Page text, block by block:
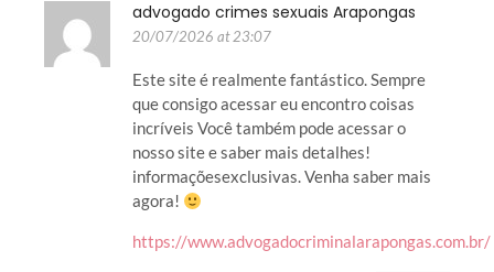
advogado crimes sexuais Arapongas
20/07/2026 at 23:07
Este site é realmente fantástico. Sempre
que consigo acessar eu encontro coisas
incríveis Você também pode acessar o
nosso site e saber mais detalhes!
informaçõesexclusivas. Venha saber mais
agora!
https://www.advogadocriminalarapongas.com.br/